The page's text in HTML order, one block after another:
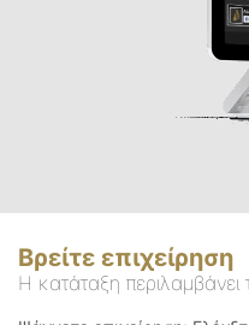
Βρείτε επιχείρηση
Η κατάταξη